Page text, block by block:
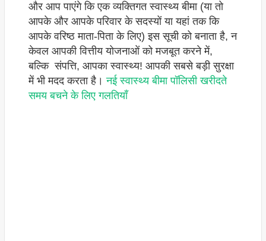
और आप पाएंगे कि एक व्यक्तिगत स्वास्थ्य बीमा (या तो
आपके और आपके परिवार के सदस्यों या यहां तक ​​कि
आपके वरिष्ठ माता-पिता के लिए) इस सूची को बनाता है, न
केवल आपकी वित्तीय योजनाओं को मजबूत करने में,
बल्कि संपत्ति, आपका स्वास्थ्य! आपकी सबसे बड़ी सुरक्षा
में भी मदद करता है।नई स्वास्थ्य बीमा पॉलिसी खरीदते
समय बचने के लिए गलतियाँ